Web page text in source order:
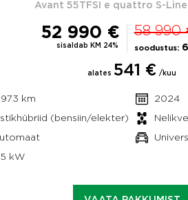
Avant 55TFSI e quattro S-
52 990 €
sisaldab KM 24%
58 990
soodustus:
alates541 € /kuu
km
2024
(bensiin/elekter)
kW